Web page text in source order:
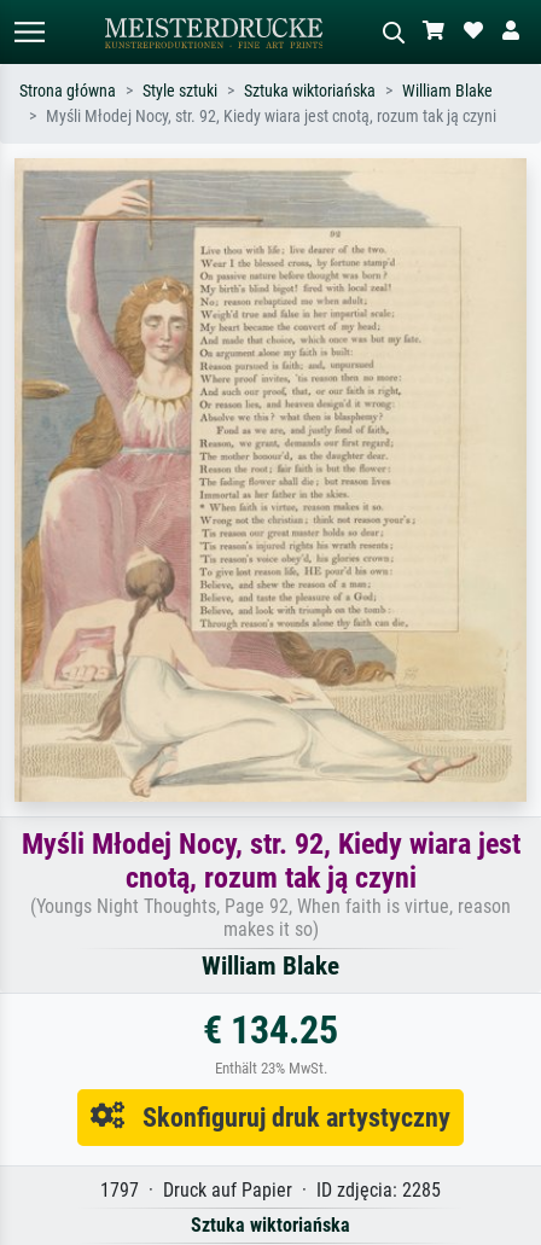
Szukaj wg artysty, tytułu lub stylu – np.
Monet, Gwiaździsta noc,
impresjonizm, fala Hokusaia, akt.
Opisz scenę – np. zielona łąka,
abstrakcja z czerwienią, ciemny olej,
stojący akt obok drzewa.
Strona główna Style sztuki Sztuka wiktoriańska
William Blake
Myśli Młodej Nocy, str. 92, Kiedy wiara jest cnotą, rozum tak ją czyni
Myśli Młodej Nocy, str. 92, Kiedy wiara jest
cnotą, rozum tak ją czyni
(Youngs Night Thoughts, Page 92, When faith is virtue, reason
makes it so)
William Blake
€ 134.25
Enthält 23% MwSt.
Skonfiguruj druk artystyczny
1797 · Druck auf Papier · ID zdjęcia: 2285
Sztuka wiktoriańska